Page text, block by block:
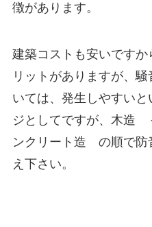
徴があります。
建築コストも安いです
リットがありますが、
いては、発生しやすい
ジとしてですが、木
ンクリート造 の順で防
え下さい。